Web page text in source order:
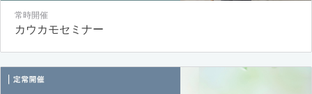
常時開催
カウカモセミナー